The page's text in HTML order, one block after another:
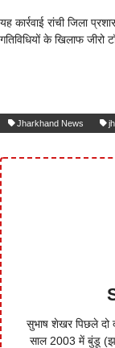
यह कार्रवाई रांची जिला
गतिविधियों के खिलाफ जीरो
Jharkhand News
सुभाष शेखर पिछले
साल 2003 में बुंडू